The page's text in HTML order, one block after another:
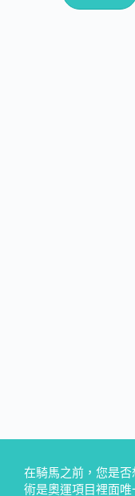
在騎馬之前，您是
術是奧運項目裡面